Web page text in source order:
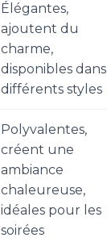
Élégantes,
ajoutent du
charme,
disponibles dans
différents styles
Polyvalentes,
créent une
ambiance
chaleureuse,
idéales pour les
soirées